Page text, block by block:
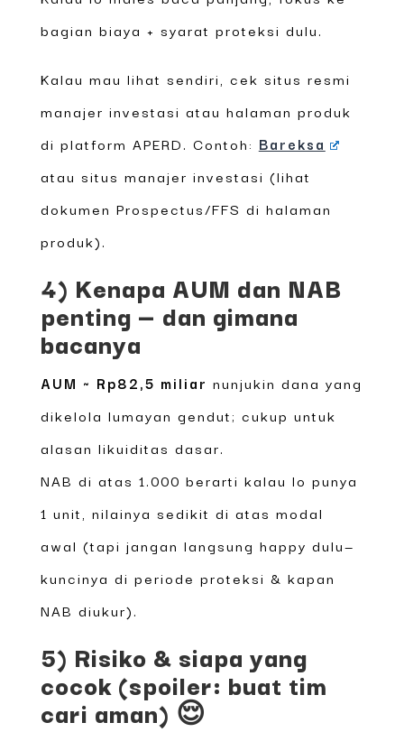
bagian biaya + syarat proteksi dulu.
Kalau mau lihat sendiri, cek situs resmi
manajer investasi atau halaman produk
di platform APERD. Contoh: Bareksa
atau situs manajer investasi (lihat
dokumen Prospectus/FFS di halaman
produk).
4) Kenapa AUM dan NAB
penting — dan gimana
bacanya
AUM ~ Rp82,5 miliar nunjukin dana yang
dikelola lumayan gendut; cukup untuk
alasan likuiditas dasar.
NAB di atas 1.000 berarti kalau lo punya
1 unit, nilainya sedikit di atas modal
awal (tapi jangan langsung happy dulu—
kuncinya di periode proteksi & kapan
NAB diukur).
5) Risiko & siapa yang
cocok (spoiler: buat tim
cari aman) 😌